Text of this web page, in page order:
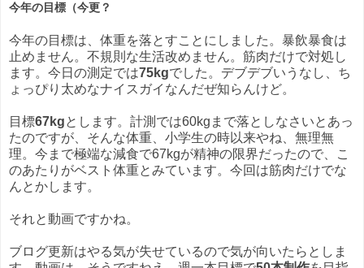
今年の目標（今更？
今年の目標は、体重を落とすことにしました。暴飲暴食は
止めません。不規則な生活改めません。筋肉だけで対処し
ます。今日の測定では75kgでした。デブデブいうなし、ち
ょっぴり太めなナイスガイなんだぜ知らんけど。
目標67kgとします。計測では60kgまで落としなさいとあっ
たのですが、そんな体重、小学生の時以来やね、無理無
理。今まで極端な減食で67kgが精神の限界だったので、こ
のあたりがベスト体重とみています。今回は筋肉だけでな
んとかします。
それと動画ですかね。
ブログ更新はやる気が失せているので気が向いたらとしま